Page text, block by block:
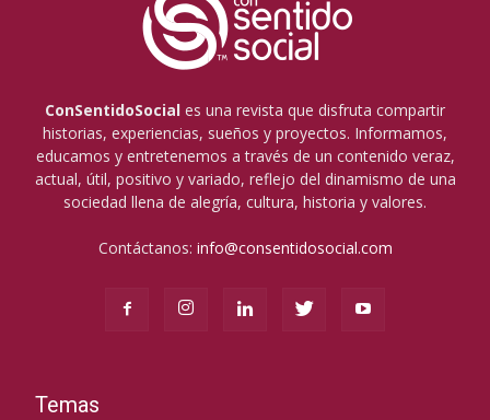
ConSentidoSocial es una revista que disfruta compartir
historias, experiencias, sueños y proyectos. Informamos,
educamos y entretenemos a través de un contenido veraz,
actual, útil, positivo y variado, reflejo del dinamismo de una
sociedad llena de alegría, cultura, historia y valores.
Contáctanos: info@consentidosocial.com
Temas